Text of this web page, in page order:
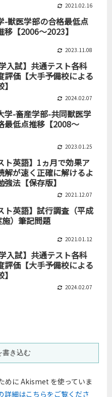
2021.02.16
-獣医学部の合格最低点
移【2006～2023】
2023.11.08
入試】共通テスト各科
評価【大手予備校による
2024.02.07
学-畜産学部-共同獣医学
最低点推移【2008～
2023.01.25
ト英語】1ヵ月で効果ア
解が速く正確に解けるよ
強法【保存版】
2021.12.07
ト英語】試行調査（平成
）筆記問題
2021.01.12
入試】共通テスト各科
評価【大手予備校による
2024.02.07
書き込む
めに Akismet を使っていま
詳細はこちらをご覧くださ